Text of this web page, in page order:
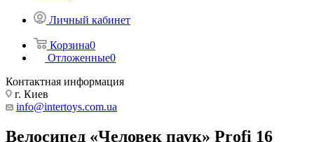
Личный кабинет
Корзина0
Отложенные0
Контактная информация
г. Киев
info@intertoys.com.ua
Велосипед «Человек паук» Profi 16